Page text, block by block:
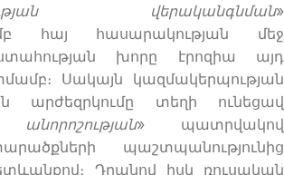
վերականգնման»
հայ հասարակության մեջ
խորը էրոզիա այդ
Սակայն կազմակերպության
արժեզրկումը տեղի ունեցավ
» պատրվակով
պաշտպանությունից
Դրանով իսկ ռուսական